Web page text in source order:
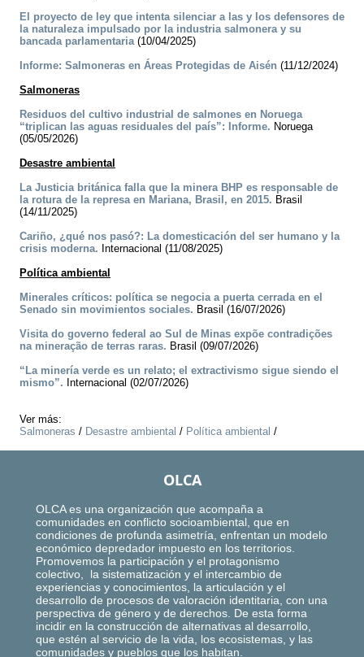
El proyecto de ley que intenta silenciar a las y los defensores de
la naturaleza impulsado por la industria salmonera y su
bancada parlamentaria(10/04/2025)
Informe: Salmoneras en Áreas Protegidas de Aisén (11/12/2024)
Salmoneras
Residuos del cultivo industrial de salmones en Noruega
“triplican las aguas residuales del país”: Informe. Noruega
(05/05/2026)
Desastre ambiental
La Justicia británica falla que la minera BHP es responsable de
la rotura de la represa en Mariana, Brasil, en 2015. Brasil
(14/11/2025)
Cariño, ¿qué nos pasó?: La domesticación del ser humano y la
crisis moderna. Internacional (11/08/2025)
Política ambiental
Minerales críticos: política se negocia a puerta cerrada en el
Senado sin movimientos sociales. Brasil (16/07/2026)
Visita do governo federal ao Sul de Minas expõe contradições
na mineração de terras raras. Brasil (09/07/2026)
“La minería verde es un relato; el extractivismo sigue siendo el
mismo”. Internacional (02/07/2026)
Ver más:
Salmoneras / Desastre ambiental / Política ambiental /
OLCA
OLCA es una organización que acompaña a
comunidades en conflicto socioambiental, que en
condiciones de profunda asimetría, enfrentan un modelo
económico depredador impuesto en los territorios.
Promovemos la participación y el protagonismo
colectivo, la sistematización y el intercambio de
experiencias y conocimientos, la articulación y el
desarrollo de procesos de valoración identitaria, con una
perspectiva de género y de derechos. De esta forma
incidir en la construcción de alternativas al desarrollo,
que estén al servicio de la vida, los ecosistemas, y las
comunidades y pueblos que los habitan.